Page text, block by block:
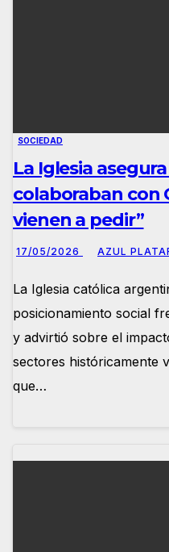
SOCIEDAD
La Iglesia
colaboraban con
vienen a pedir”
17/05/2026 AZUL
La Iglesia católica
posicionamiento social
y advirtió sobre el
sectores históricamente
que…